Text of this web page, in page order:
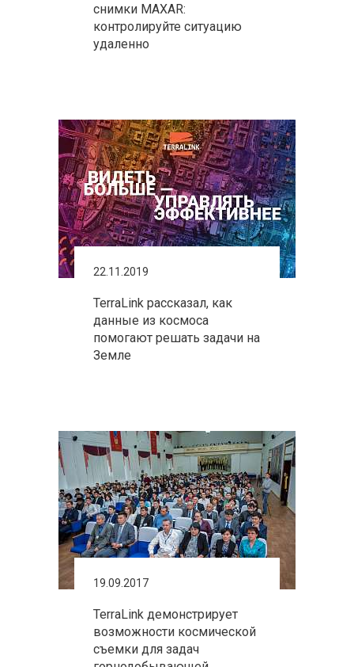
снимки MAXAR:
контролируйте ситуацию
удаленно
22.11.2019
TerraLink рассказал, как
данные из космоса
помогают решать задачи на
Земле
19.09.2017
TerraLink демонстрирует
возможности космической
съемки для задач